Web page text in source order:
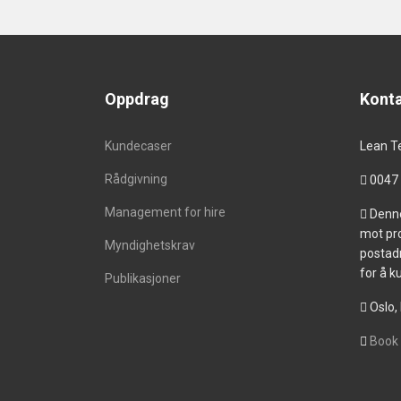
Oppdrag
Kundecaser
Rådgivning
Management for hire
Myndighetskrav
Publikasjoner
Lean
0047
mot
for å
Oslo,